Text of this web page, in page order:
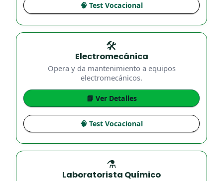
🧠 Test Vocacional
🛠️
Electromecánica
Opera y da mantenimiento a equipos
electromecánicos.
📘 Ver Detalles
🧠 Test Vocacional
⚗️
Laboratorista Químico